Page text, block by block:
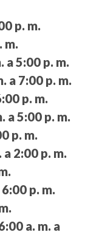
p. m.
m.
a 5:00 p. m.
a 7:00 p. m.
p. m.
a 5:00 p. m.
p. m.
a 2:00 p. m.
p. m.
a. m. a